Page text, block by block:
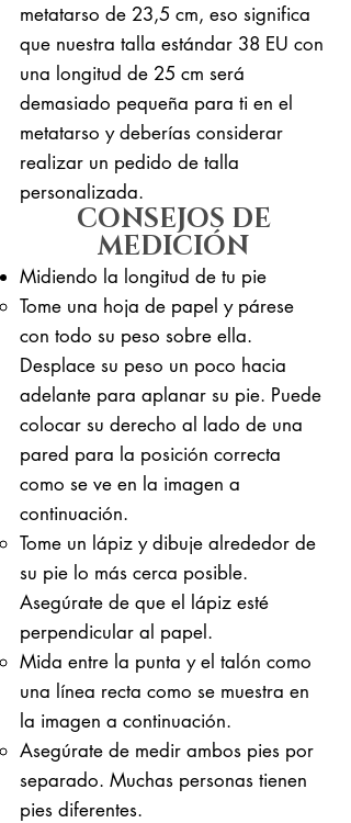
metatarso de 23,5 cm, eso significa
que nuestra talla estándar 38 EU con
una longitud de 25 cm será
demasiado pequeña para ti en el
metatarso y deberías considerar
realizar un pedido de talla
personalizada.
CONSEJOS DE
MEDICIÓN
Midiendo la longitud de tu pie
Tome una hoja de papel y párese
con todo su peso sobre ella. ​
Desplace su peso un poco hacia
adelante para aplanar su pie. Puede
colocar su derecho al lado de una
pared para la posición correcta
como se ve en la imagen a
continuación.
Tome un lápiz y dibuje alrededor de
su pie lo más cerca posible.
Asegúrate de que el lápiz esté
perpendicular al papel.
Mida entre la punta y el talón como
una línea recta como se muestra en
la imagen a continuación.
Asegúrate de medir ambos pies por
separado. Muchas personas tienen
pies diferentes.